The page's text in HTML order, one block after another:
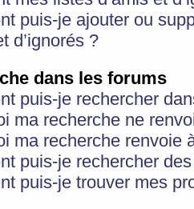
puis-je ajouter ou
d’ignorés ?
dans les forums
puis-je rechercher
ma recherche ne
ma recherche renvoie
puis-je rechercher
puis-je trouver mes